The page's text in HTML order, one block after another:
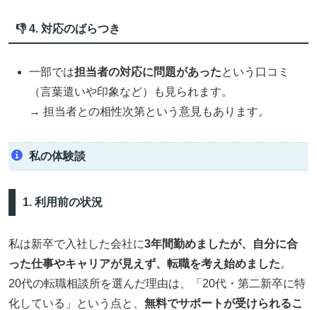
👎 4. 対応のばらつき
一部では担当者の対応に問題があったという口コミ
（言葉遣いや印象など）も見られます。
→ 担当者との相性次第という意見もあります。
私の体験談
1. 利用前の状況
私は新卒で入社した会社に3年間勤めましたが、自分に合
った仕事やキャリアが見えず、転職を考え始めました。
20代の転職相談所を選んだ理由は、「20代・第二新卒に特
化している」という点と、 無料でサポートが受けられるこ